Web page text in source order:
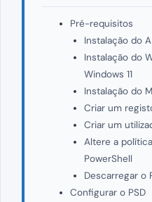
Pré-requisitos
Instalação do
Instalação do
Windows 11
Instalação do
Criar um
Criar um
Altere a
PowerShell
Descarregar o
Configurar o PSD